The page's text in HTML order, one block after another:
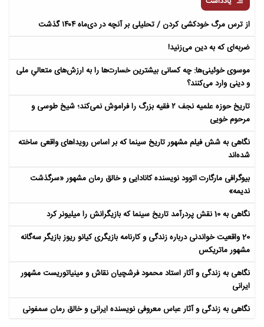
از ترس مرگ خودکشی کردن / تحلیلی بر آنچه در دی‌ماه ۱۴۰۴ گذشت
ضربه‌ای که به دین می‌زنید!
موسوی خوئینی‌ها: چه کسانی بیشترین خسارت‌ها را به ارزش‌های متعالیِ ملی
و دینی وارد می‌کنند؟
تاریخ حوزه علمیه نجف ۲ فقیه بزرگ را فراموش نمی‌کند؛ شیخ طوسی و
مرحوم خویی
نگاهی به شش فیلم مشهور تاریخ سینما که بر اساس رویداهای واقعی ساخته
شده‌اند
بیوگرافی مارگارت اتوود نویسنده کانادایی و خالق رمان مشهور «سرگذشت
ندیمه»
نگاهی به 10 نقش پردرآمد تاریخ سینما که بازیگرانش را میلیونر کرد
20 واقعیت خواندنی درباره زندگی و کارنامه بازیگری کیانو ریوز بازیگر سه‌گانه
مشهور ماتریکس
نگاهی به زندگی و آثار استاد محمود فرشچیان نقاش و مینیاتوریست مشهور
ایرانی
نگاهی به زندگی و آثار عباس معروفی نویسنده ایرانی و خالق رمان سمفونی